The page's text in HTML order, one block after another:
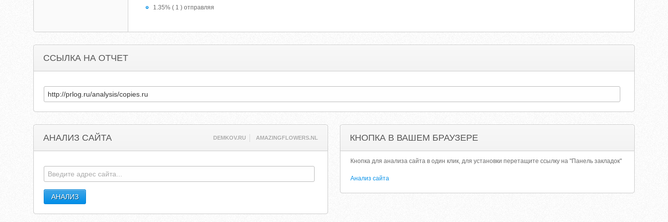
1.35% ( 1 ) отправляя
ССЫЛКА НА ОТЧЕТ
АНАЛИЗ САЙТА DEMKOV.RU AMAZINGFLOWERS.NL КНОПКА В ВАШЕМ БРАУЗЕРЕ
Кнопка для анализа сайта в один клик, для установки перетащите ссылку на "Панель закладок"
Анализ сайта